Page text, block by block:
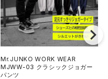
Mr.JUNKO WORK WEAR
MJWW-03 クラシックジョガー
パンツ